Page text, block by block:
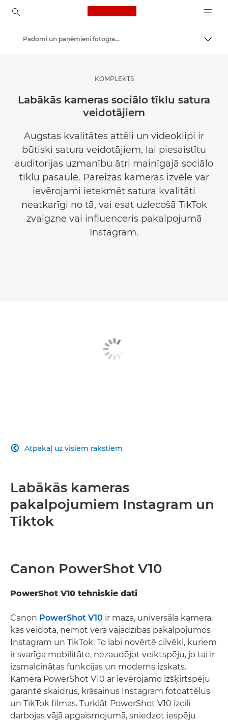
Canon Logo, back to
Gūstiet iedvesmu | Fotografēšanas un drukāšanas padomi, kā arī ceļveži pircējiem
Padomi un paņēmieni fotografēšanai un drukāšanai
KOMPLEKTS
Labākās kameras sociālo tīklu satura
veidotājiem
Augstas kvalitātes attēli un videoklipi ir
būtiski satura veidotājiem, lai piesaistītu
auditorijas uzmanību ātri mainīgajā sociālo
tīklu pasaulē. Pareizās kameras izvēle var
ievērojami ietekmēt satura kvalitāti
neatkarīgi no tā, vai esat uzlecošā TikTok
zvaigzne vai influenceris pakalpojumā
Instagram.
Atpakaļ uz visiem rakstiem

Labākās kameras
pakalpojumiem Instagram un
Tiktok
Canon PowerShot V10
PowerShot V10 tehniskie dati
Canon PowerShot V10 ir maza, universāla kamera,
kas veidota, ņemot vērā vajadzības pakalpojumos
Instagram un TikTok. To labi novērtē cilvēki, kuriem
ir svarīga mobilitāte, nezaudējot veiktspēju, jo tai ir
izsmalcinātas funkcijas un moderns izskats.
Kamera PowerShot V10 ar ievērojamo izšķirtspēju
garantē skaidrus, krāsainus Instagram fotoattēlus
un TikTok filmas. Turklāt PowerShot V10 izcili
darbojas vājā apgaismojumā, sniedzot iespēju